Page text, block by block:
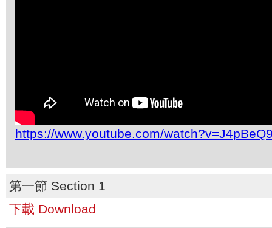
https://www.youtube.com/
第一節 Section 1
下載 Download